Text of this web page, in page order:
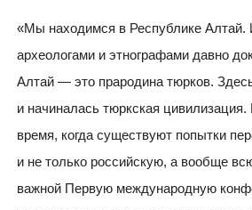
«Мы находимся в Республике Алтай.
археологами и этнографами давно
Алтай — это прародина тюрков.
и начиналась тюркская
время, когда существуют попытки
и не только российскую, а вообще
важной Первую международную